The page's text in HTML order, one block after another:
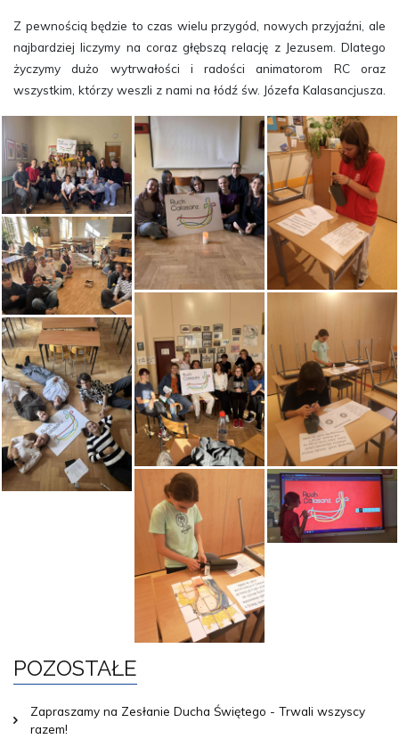
Z pewnością będzie to czas wielu przygód, nowych przyjaźni, ale
najbardziej liczymy na coraz głębszą relację z Jezusem. Dlatego
życzymy dużo wytrwałości i radości animatorom RC oraz
wszystkim, którzy weszli z nami na łódź św. Józefa Kalasancjusza.
POZOSTAŁE
Zapraszamy na Zesłanie Ducha Świętego - Trwali wszyscy
razem!